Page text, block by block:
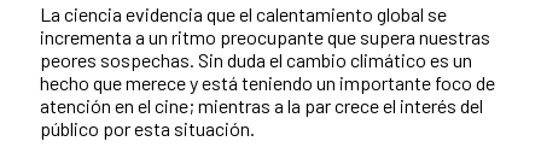
La ciencia evidencia que el calentamiento global se
incrementa a un ritmo preocupante que supera nuestras
peores sospechas. Sin duda el cambio climático es un
hecho que merece y está teniendo un importante foco de
atención en el cine; mientras a la par crece el interés del
público por esta situación.